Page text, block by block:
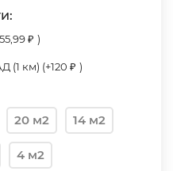
₽ )
(1 км) (+120 ₽ )
20 м2 14 м2
4 м2